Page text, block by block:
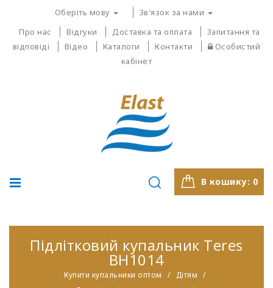
Оберіть мову
Зв'язок за нами
Про нас
Відгуки Доставка та оплата
Запитання та
відповіді
Відео Каталоги Контакти
Особистий
кабінет
В кошику: 0
Підлітковий купальник Teres
BH1014
Купити купальники оптом
Дітям